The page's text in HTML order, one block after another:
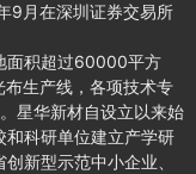
9月在深圳证券交易所
面积超过60000平方
生产线，各项技术专
星华新材自设立以来始
和科研单位建立产学研
新型示范中小企业、